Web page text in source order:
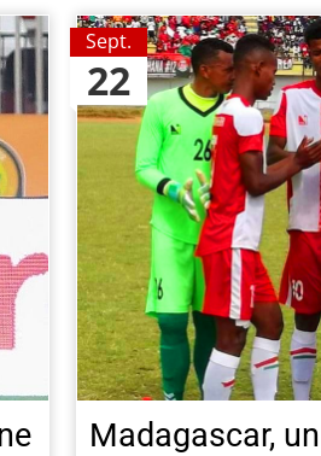
22
Sept.
Madagascar,